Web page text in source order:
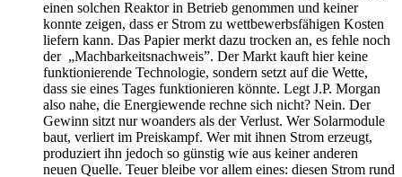
einen solchen Reaktor in Betrieb genommen und keiner
konnte zeigen, dass er Strom zu wettbewerbsfähigen Kosten
liefern kann. Das Papier merkt dazu trocken an, es fehle noch
der „Machbarkeitsnachweis”. Der Markt kauft hier keine
funktionierende Technologie, sondern setzt auf die Wette,
dass sie eines Tages funktionieren könnte. Legt J.P. Morgan
also nahe, die Energiewende rechne sich nicht? Nein. Der
Gewinn sitzt nur woanders als der Verlust. Wer Solarmodule
baut, verliert im Preiskampf. Wer mit ihnen Strom erzeugt,
produziert ihn jedoch so günstig wie aus keiner anderen
neuen Quelle. Teuer bleibe vor allem eines: diesen Strom rund